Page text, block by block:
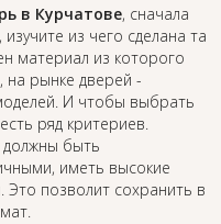
в Курчатове, сначала
из чего сделана та
материал из которого
на рынке дверей -
И чтобы выбрать
ряд критериев.
должны быть
иметь высокие
Это позволит сохранить в